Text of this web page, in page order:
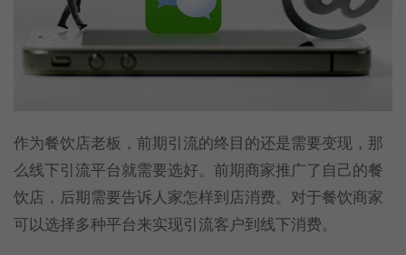
作为餐饮店老板，前期引流的终目的还是需要变现，那
么线下引流平台就需要选好。前期商家推广了自己的餐
饮店，后期需要告诉人家怎样到店消费。对于餐饮商家
可以选择多种平台来实现引流客户到线下消费。